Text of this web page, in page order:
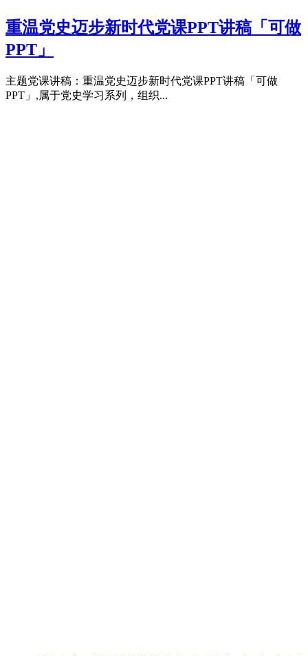
重温党史迈步新时代党课PPT讲稿「可做
PPT」
主题党课讲稿：重温党史迈步新时代党课PPT讲稿「可做
PPT」,属于党史学习系列，组织...